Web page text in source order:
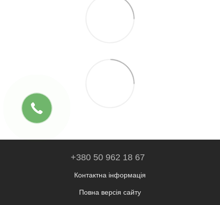
+380 50 962 18 67
Контактна інформація
Повна версія сайту